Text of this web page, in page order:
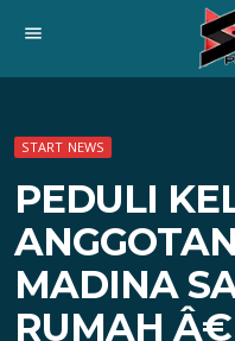
menu
START NEWS
PEDULI
MADINA
RUMAH